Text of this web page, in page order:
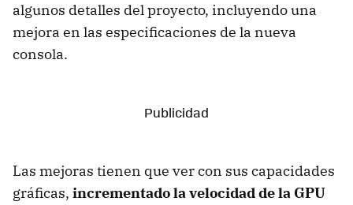
algunos detalles del proyecto, incluyendo una
mejora en las especificaciones de la nueva
consola.
Las mejoras tienen que ver con sus capacidades
gráficas, incrementado la velocidad de la GPU